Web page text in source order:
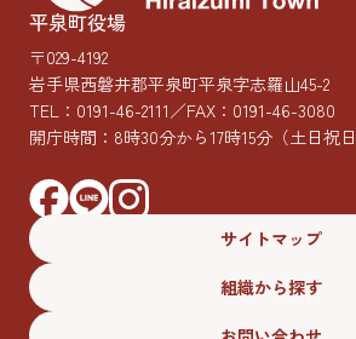
平泉町役場
〒029-4192
岩手県西磐井郡平泉町平泉字志羅山45-2
TEL： 0191-46-2111／FAX：0191-46-3080
開庁時間：8時30分から17時15分 （土日祝
サイトマップ
組織から探す